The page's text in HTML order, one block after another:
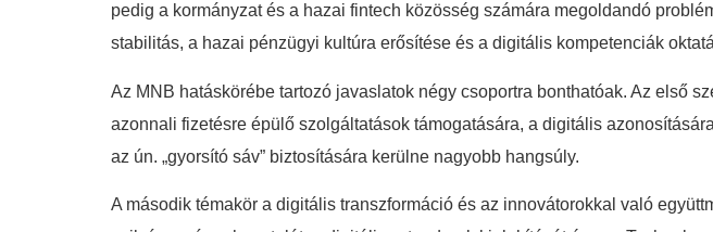
pedig a kormányzat és a hazai fintech közösség számára megoldandó
stabilitás, a hazai pénzügyi kultúra erősítése és a digitális kompetenciák
Az MNB hatáskörébe tartozó javaslatok négy csoportra bonthatóak. Az első
azonnali fizetésre épülő szolgáltatások támogatására, a digitális
az ún. „gyorsító sáv” biztosítására kerülne nagyobb hangsúly.
A második témakör a digitális transzformáció és az innovátorokkal való